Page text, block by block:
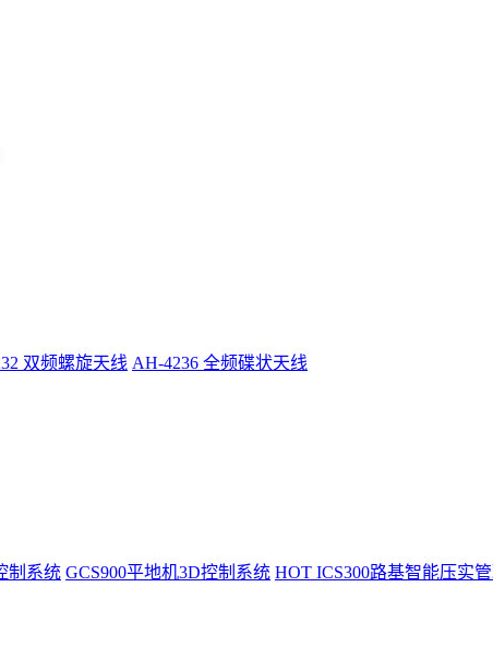
双频螺旋天线 AH-4236 全频碟状天线
制系统 GCS900平地机3D控制系统 HOT ICS300路基智能压实